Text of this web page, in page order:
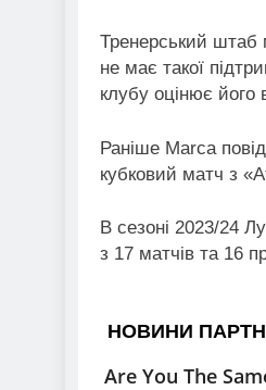
Тренерський штаб
не має такої
клубу оцінює його
Раніше Marca
кубковий матч з
В сезоні 2023/24
з 17 матчів та 16